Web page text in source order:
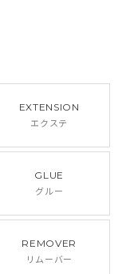
EXTENSION
エクステ
GLUE
グルー
REMOVER
リムーバー